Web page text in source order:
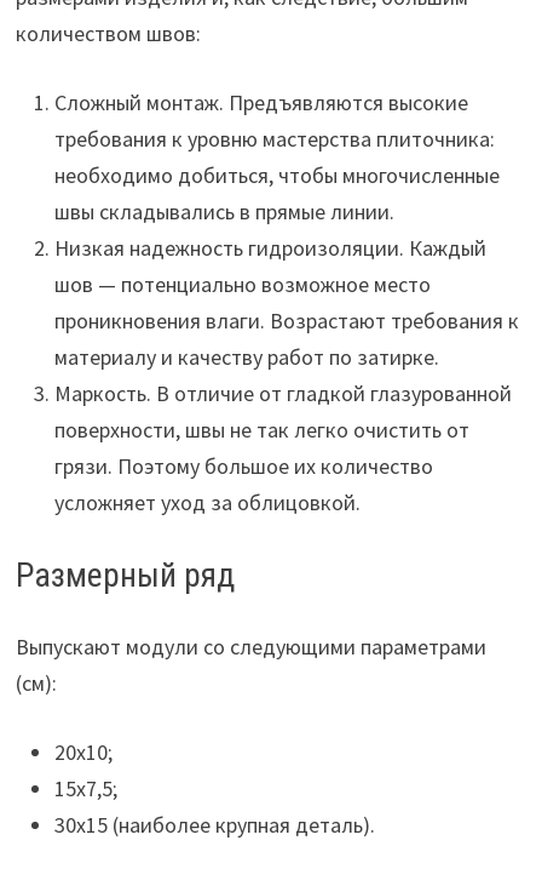
количеством швов:
Сложный монтаж. Предъявляются высокие
требования к уровню мастерства плиточника:
необходимо добиться, чтобы многочисленные
швы складывались в прямые линии.
Низкая надежность гидроизоляции. Каждый
шов — потенциально возможное место
проникновения влаги. Возрастают требования к
материалу и качеству работ по затирке.
Маркость. В отличие от гладкой глазурованной
поверхности, швы не так легко очистить от
грязи. Поэтому большое их количество
усложняет уход за облицовкой.
Размерный ряд
Выпускают модули со следующими параметрами
(см):
20х10;
15х7,5;
30х15 (наиболее крупная деталь).